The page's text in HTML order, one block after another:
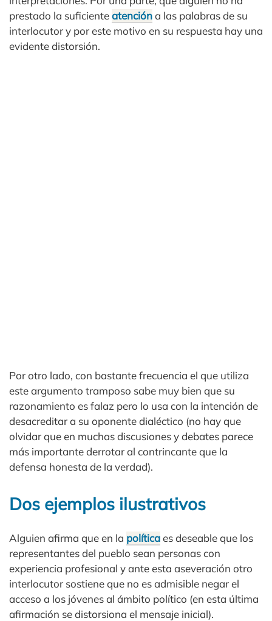
prestado la suficienteatencióna las palabras de su
interlocutor y por este motivo en su respuesta hay una
evidente distorsión.
Por otro lado, con bastante frecuencia el que utiliza
este argumento tramposo sabe muy bien que su
razonamiento es falaz pero lo usa con la intención de
desacreditar a su oponente dialéctico (no hay que
olvidar que en muchas discusiones y debates parece
más importante derrotar al contrincante que la
defensa honesta de la verdad).
Dos ejemplos ilustrativos
Alguien afirma que en la políticaes deseable que los
representantes del pueblo sean personas con
experiencia profesional y ante esta aseveración otro
interlocutor sostiene que no es admisible negar el
acceso a los jóvenes al ámbito político (en esta última
afirmación se distorsiona el mensaje inicial).